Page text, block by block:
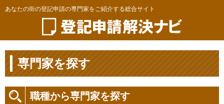
あなたの街の登記申請の専門家をご紹介する総合サイト
専門家を探す
職種から専門家を探す